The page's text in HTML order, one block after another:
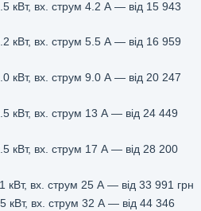
кВт, вх. струм 4.2 А — від 15 943
кВт, вх. струм 5.5 А — від 16 959
кВт, вх. струм 9.0 А — від 20 247
кВт, вх. струм 13 А — від 24 449
кВт, вх. струм 17 А — від 28 200
вх. струм 25 А — від 33 991 грн
вх. струм 32 А — від 44 346